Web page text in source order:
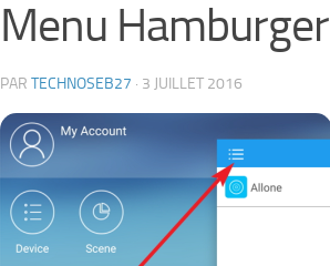
Menu Hamburger
PAR TECHNOSEB27 · 3 JUILLET 2016